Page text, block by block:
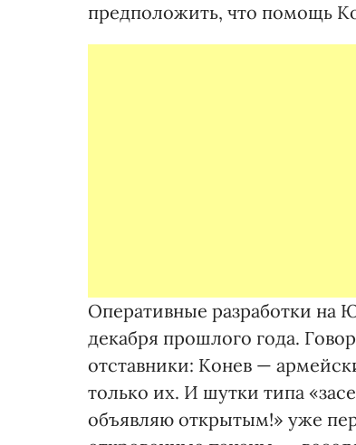
предположить, что помощь
Оперативные разработки на
декабря прошлого года.
отставники: Конев —
только их. И шутки типа
объявляю открытым!» уже